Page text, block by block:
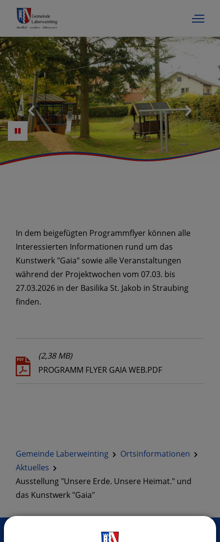
Gemeinde Laberweinting
Ortsinformationen
Aktuelles
Ausstellung "Unsere Erde. Unsere Heimat." und
das Kunstwerk "Gaia"
In dem beigefügten Programmflyer können alle
Interessierten Informationen rund um das
Kunstwerk "Gaia" sowie alle Veranstaltungen
während der Projektwochen vom 07.03. bis
27.03.2026 in der Basilika St. Jakob in Straubing
finden.
(2,38 MB)
PROGRAMM FLYER GAIA WEB.PDF